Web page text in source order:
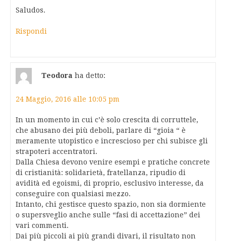
Saludos.
Rispondi
Teodora ha detto:
24 Maggio, 2016 alle 10:05 pm
In un momento in cui c’è solo crescita di corruttele,
che abusano dei più deboli, parlare di “gioia “ è
meramente utopistico e increscioso per chi subisce gli
strapoteri accentratori.
Dalla Chiesa devono venire esempi e pratiche concrete
di cristianità: solidarietà, fratellanza, ripudio di
avidità ed egoismi, di proprio, esclusivo interesse, da
conseguire con qualsiasi mezzo.
Intanto, chi gestisce questo spazio, non sia dormiente
o supersveglio anche sulle “fasi di accettazione” dei
vari commenti.
Dai più piccoli ai più grandi divari, il risultato non